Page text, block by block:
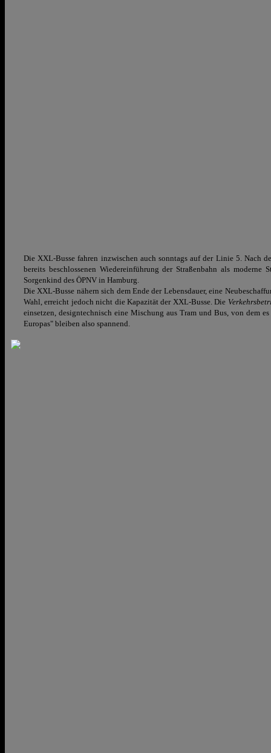
Die XXL-Busse fahren inzwischen auch sonntags auf der Linie 5. Nach
bereits beschlossenen Wiedereinführung der Straßenbahn als
Sorgenkind des ÖPNV in Hamburg.
Die XXL-Busse nähern sich dem Ende der Lebensdauer, eine
Wahl, erreicht jedoch nicht die Kapazität der XXL-Busse. Die
einsetzen, designtechnisch eine Mischung aus Tram und Bus, von dem
Europas" bleiben also spannend.